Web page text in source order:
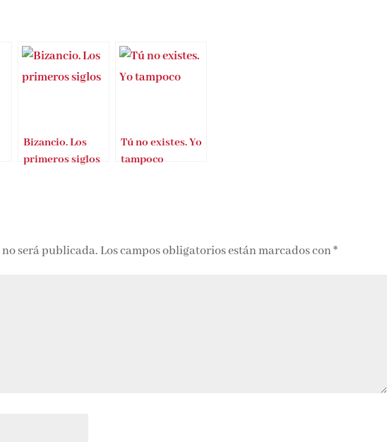
Bizancio. Los
primeros siglos
Tú no existes. Yo
tampoco
será publicada. Los campos obligatorios están marcados con*